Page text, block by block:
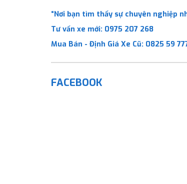
“Nơi bạn tìm thấy sự chuyên nghiệp
Tư vấn xe mới: 0975 207 268
Mua Bán - Định Giá Xe Cũ: 0825 59
FACEBOOK